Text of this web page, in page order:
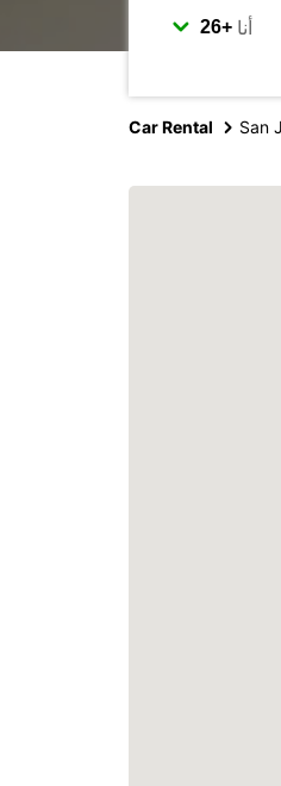
أنا
Car Rental San